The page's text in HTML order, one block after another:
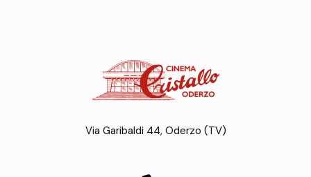
Via Garibaldi 44, Oderzo (TV)